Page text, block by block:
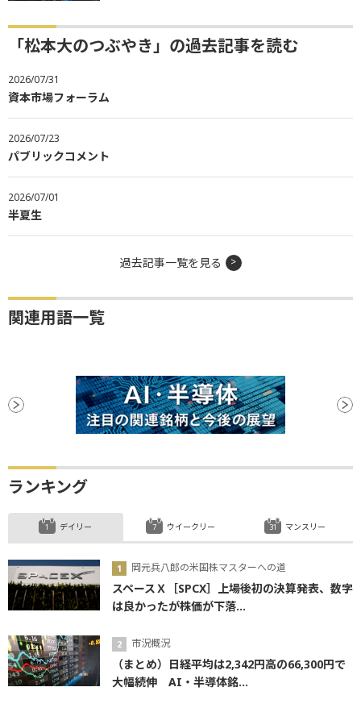
「松本大のつぶやき」の過去記事を読む
2026/07/31
資本市場フォーラム
2026/07/23
パブリックコメント
2026/07/01
半夏生
過去記事一覧を見る
関連用語一覧
ランキング
デイリー
岡元兵八郎の米国株マスターへの道
スペースＸ［SPCX］上場後初の決算発表、数字
は良かったが株価が下落...
市況概況
（まとめ）日経平均は2,342円高の66,300円で
大幅続伸 AI・半導体銘...
ウイークリー マンスリー